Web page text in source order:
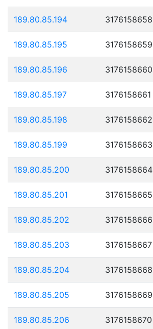
189.80.85.194 3176158658
189.80.85.195 3176158659
189.80.85.196 3176158660
189.80.85.197 3176158661
189.80.85.198 3176158662
189.80.85.199 3176158663
189.80.85.200 3176158664
189.80.85.201 3176158665
189.80.85.202 3176158666
189.80.85.203 3176158667
189.80.85.204 3176158668
189.80.85.205 3176158669
189.80.85.206 3176158670